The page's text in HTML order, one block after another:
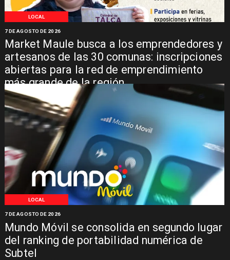
LOCAL
Market Maule busca a los emprendedores y
artesanos de las 30 comunas: inscripciones
abiertas para la red de emprendimiento
más grande de la región
7 DE AGOSTO DE 2026
LOCAL
Mundo Móvil se consolida en segundo lugar
del ranking de portabilidad numérica de
Subtel
7 DE AGOSTO DE 2026